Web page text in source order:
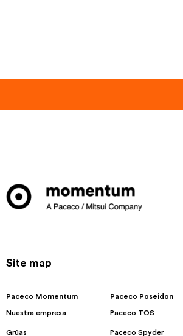
Site map
Paceco Momentum
Nuestra empresa
Grúas
Paceco Poseidon
Paceco TOS
Paceco Spyder